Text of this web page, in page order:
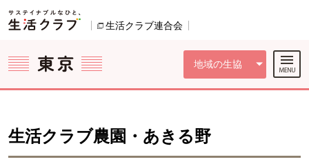
ページの先頭です。
生活クラブ連合会
地域の生協
ここからサイト内共通メニューです。
サイト内共通メニューをスキップする
サイト内共通メニューここまで。
生活クラブ農園・あきる野